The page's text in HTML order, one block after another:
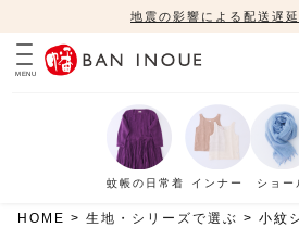
地震の影響による配送遅
MENU
蚊帳の日常着 インナー ショー
HOME 生地・シリーズで選ぶ 小紋